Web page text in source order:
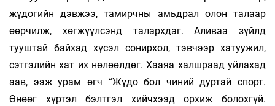
жүдогийн дэвжээ, тамирчны амьдрал олон талаар
өөрчилж, хөгжүүлсэнд талархдаг. Аливаа зүйлд
тууштай байхад хүсэл сонирхол, тэвчээр хатуужил,
сэтгэлийн хат их нөлөөлдөг. Хааяа халшраад уйлахад
аав, ээж урам өгч “Жүдо бол чиний дуртай спорт.
Өнөөг хүртэл бэлтгэл хийчхээд орхиж болохгүй.